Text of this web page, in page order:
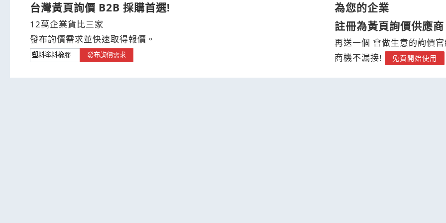
台灣黃頁詢價 B2B 採購首選!
12萬企業貨比三家
發布詢價需求並快速取得報價。
發布詢價需求
為您的企業
註冊為黃頁詢價供應商
再送一個 會做生意的詢價
商機不漏接!
免費開始使用